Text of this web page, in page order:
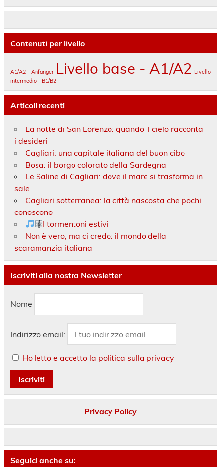
Contenuti per livello
A1/A2 - Anfänger Livello base - A1/A2 Livello
intermedio - B1/B2
Articoli recenti
La notte di San Lorenzo: quando il cielo racconta
i desideri
Cagliari: una capitale italiana del buon cibo
Bosa: il borgo colorato della Sardegna
Le Saline di Cagliari: dove il mare si trasforma in
sale
Cagliari sotterranea: la città nascosta che pochi
conoscono
I tormentoni estivi
Non è vero, ma ci credo: il mondo della
scaramanzia italiana
Iscriviti alla nostra Newsletter
Nome
Indirizzo email:
Ho letto e accetto la politica sulla privacy
Privacy Policy
Seguici anche su: